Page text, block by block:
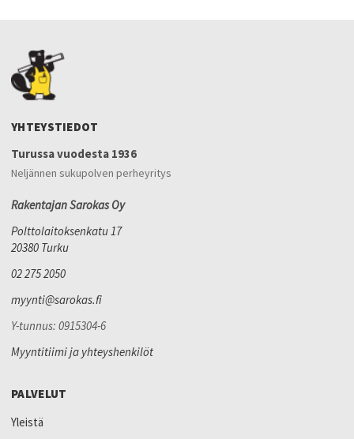
YHTEYSTIEDOT
Turussa vuodesta 1936
Neljännen sukupolven perheyritys
Rakentajan Sarokas Oy
Polttolaitoksenkatu 17
20380 Turku
02 275 2050
myynti@sarokas.fi
Y-tunnus: 0915304-6
Myyntitiimi ja yhteyshenkilöt
PALVELUT
Yleistä